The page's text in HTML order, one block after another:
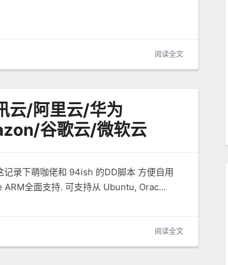
阅读全文
云/阿里云/华为
谷歌云/微软云
录下萌咖佬和 94ish 的DD脚本 方便自用
全面支持. 可支持从 Ubuntu, Orac...
阅读全文